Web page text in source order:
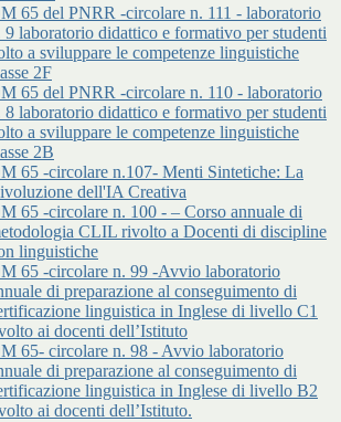
65 del PNRR -circolare n. 111 - laboratorio
9 laboratorio didattico e formativo per studenti
a sviluppare le competenze linguistiche
2F
65 del PNRR -circolare n. 110 - laboratorio
8 laboratorio didattico e formativo per studenti
a sviluppare le competenze linguistiche
2B
65 -circolare n.107- Menti Sintetiche: La
dell'IA Creativa
65 -circolare n. 100 - – Corso annuale di
CLIL rivolto a Docenti di discipline
linguistiche
65 -circolare n. 99 -Avvio laboratorio
di preparazione al conseguimento di
linguistica in Inglese di livello C1
ai docenti dell’Istituto
65- circolare n. 98 - Avvio laboratorio
di preparazione al conseguimento di
linguistica in Inglese di livello B2
ai docenti dell’Istituto.